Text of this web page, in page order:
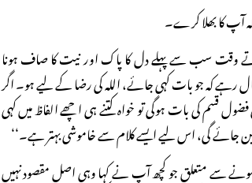
آپ کا بھلا کرے۔
کرتے وقت سب سے پہلے دل کا پاک اور نیت کا صاف ہونا
کہ جو بات کہی جائے، اللہ کی رضا کے لیے ہو۔ اگر
قسم کی بات ہوگی تو خواہ کتنے ہی اچھے الفاظ میں کہی
جائے گی، اس لیے ایسے کلام سے خاموشی بہتر ہے۔‘‘
سے متعلق جو کچھ آپ نے کہا وہی اصل مقصود نہیں